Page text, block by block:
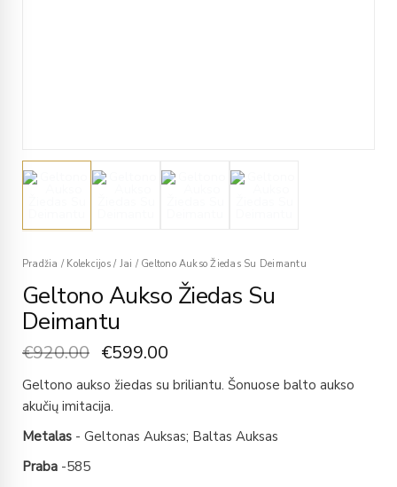
Pradžia / Kolekcijos / Jai /Geltono Aukso Žiedas Su Deimantu
Geltono Aukso Žiedas Su
Deimantu
€920.00 €599.00
Geltono aukso žiedas su briliantu. Šonuose balto aukso
akučių imitacija.
Metalas - Geltonas Auksas; Baltas Auksas
Praba -585